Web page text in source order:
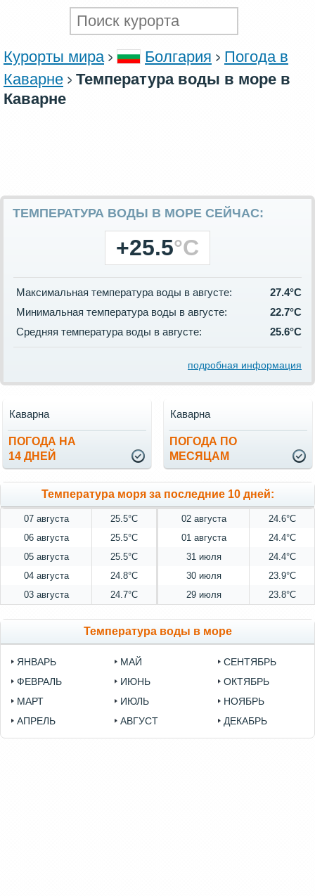
Курорты мира Болгария
Погода в
Каварне
Температура воды в море в
Каварне
ТЕМПЕРАТУРА ВОДЫ В МОРЕ СЕЙЧАС:
+25.5°C
Максимальная температура воды в августе:
27.4°C
Минимальная температура воды в августе:
22.7°C
Средняя температура воды в августе:
25.6°C
подробная информация
ПОГОДА НА
14 ДНЕЙ
Каварна
ПОГОДА ПО
МЕСЯЦАМ
Каварна
Температура моря за последние 10 дней:
07 августа 25.5°C 02 августа
24.6°C
06 августа
25.5°C 01 августа
24.4°C
05 августа
25.5°C 31 июля
24.4°C
04 августа
24.8°C 30 июля
23.9°C
03 августа
24.7°C 29 июля 23.8°C
Температура воды в море
ЯНВАРЬ
ФЕВРАЛЬ
МАРТ
АПРЕЛЬ
МАЙ
ИЮНЬ
ИЮЛЬ
АВГУСТ
СЕНТЯБРЬ
ОКТЯБРЬ
НОЯБРЬ
ДЕКАБРЬ